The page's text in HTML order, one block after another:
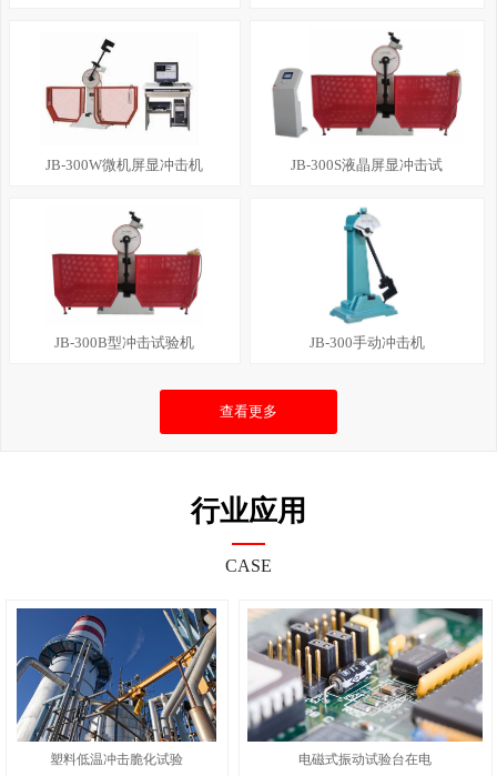
JB-300W微机屏显冲击机 JB-300S液晶屏显冲击试
JB-300B型冲击试验机 JB-300手动冲击机
查看更多
行业应用
CASE
塑料低温冲击脆化试验 电磁式振动试验台在电